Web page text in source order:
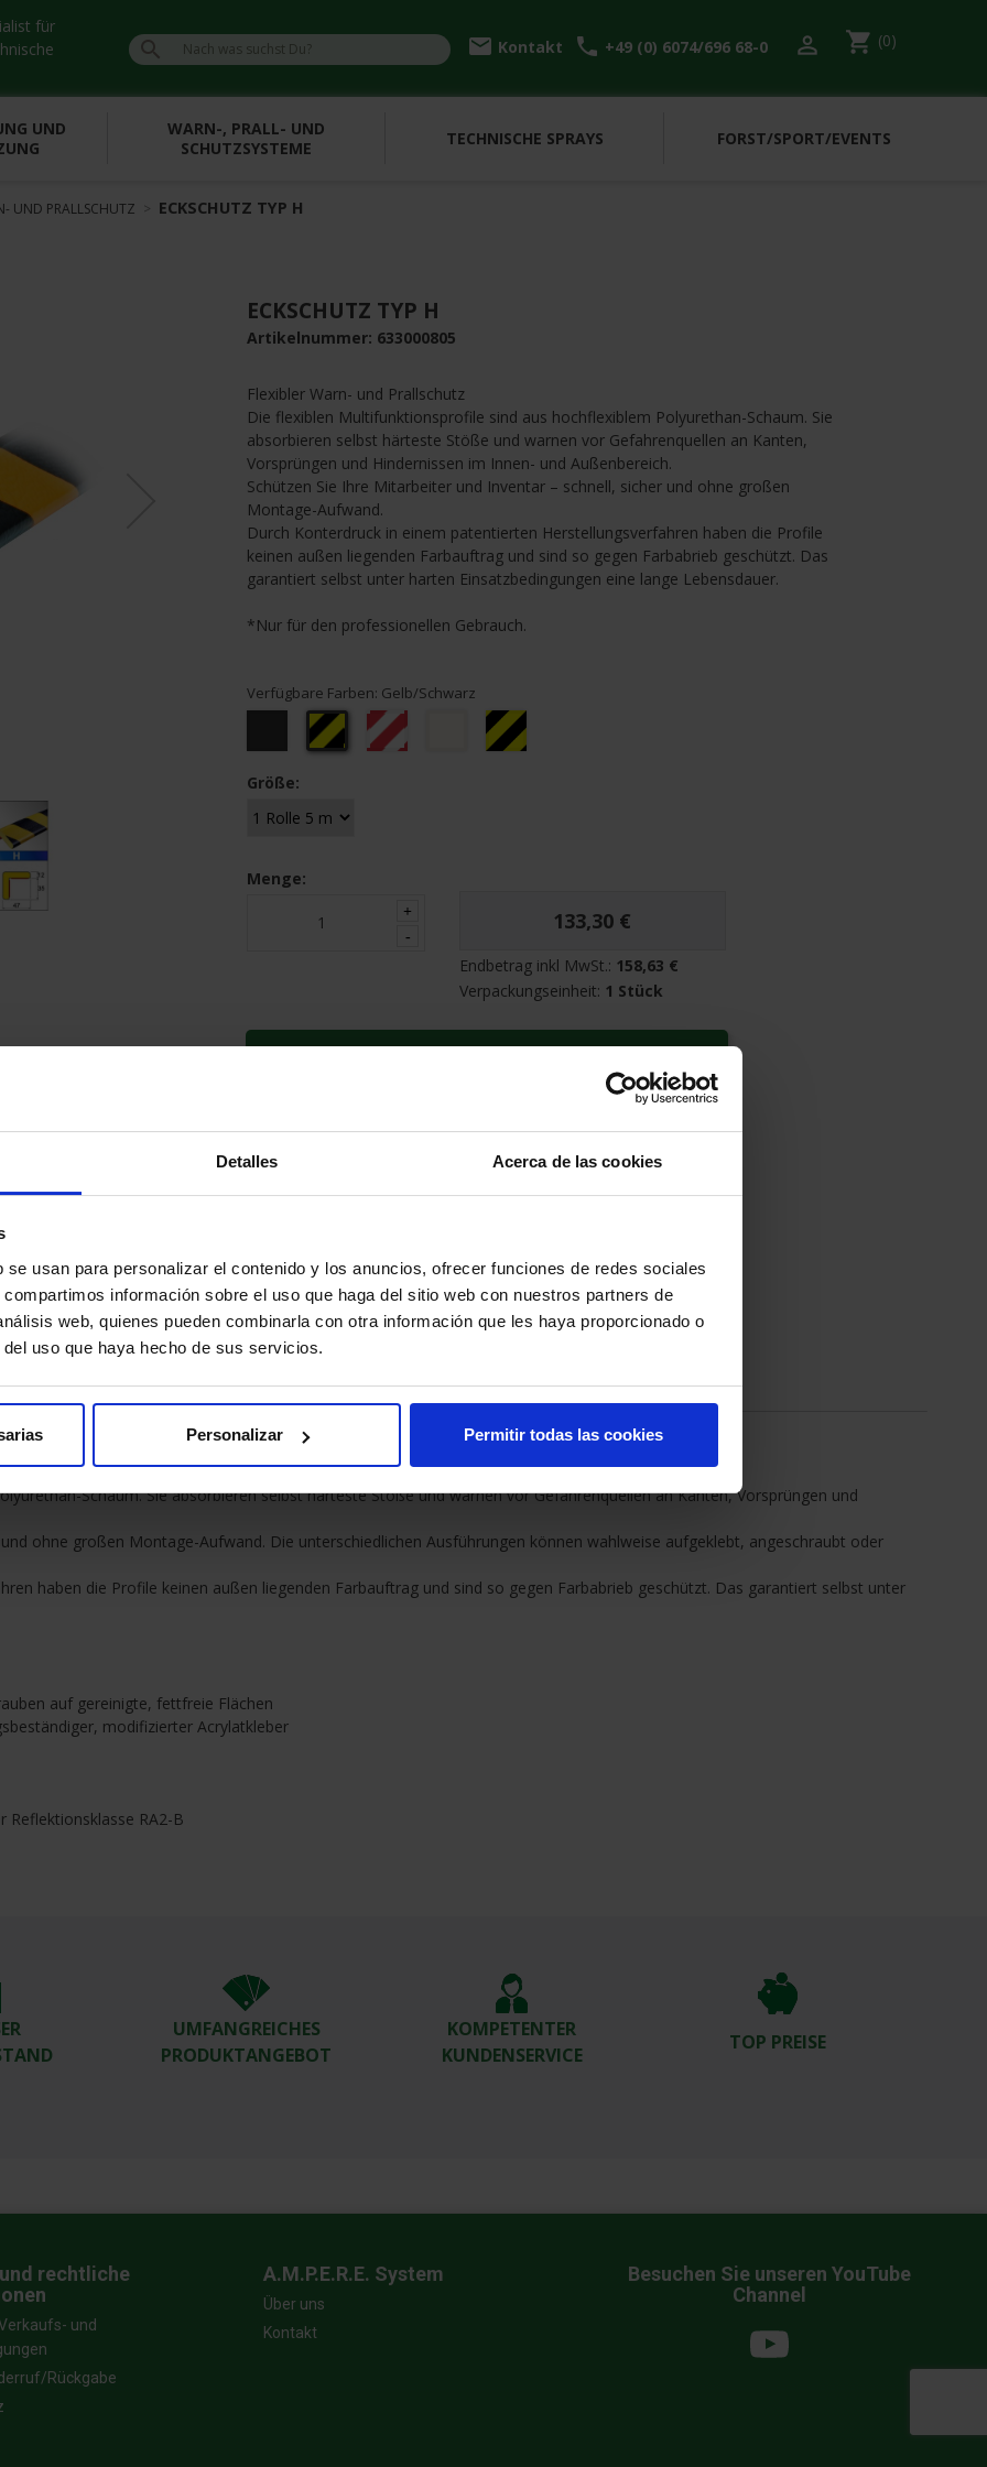
Detalles Acerca de las cookies
usan para personalizar el contenido y los anuncios, ofrecer funciones de redes sociales
información sobre el uso que haga del sitio web con nuestros partners de
web, quienes pueden combinarla con otra información que les haya proporcionado o
uso que haya hecho de sus servicios.
Personalizar Permitir todas las cookies
für
 email Kontakt call +49 (0) 6074/696 68-0  shopping_cart (0)
UND
WARN-, PRALL- UND
SCHUTZSYSTEME
TECHNISCHE SPRAYS FORST/SPORT/EVENTS
UND PRALLSCHUTZ ECKSCHUTZ TYP H
ECKSCHUTZ TYP H
Artikelnummer: 633000805
Flexibler Warn- und Prallschutz
Die flexiblen Multifunktionsprofile sind aus hochflexiblem Polyurethan-Schaum. Sie
absorbieren selbst härteste Stöße und warnen vor Gefahrenquellen an Kanten,
Vorsprüngen und Hindernissen im Innen- und Außenbereich.
Schützen Sie Ihre Mitarbeiter und Inventar – schnell, sicher und ohne großen
Montage-Aufwand.
Durch Konterdruck in einem patentierten Herstellungsverfahren haben die Profile
keinen außen liegenden Farbauftrag und sind so gegen Farbabrieb geschützt. Das
garantiert selbst unter harten Einsatzbedingungen eine lange Lebensdauer.
*Nur für den professionellen Gebrauch.
Verfügbare Farben: Gelb/Schwarz
Schwarz Gelb/SchwarzRot/Weiss Weiss
Gelb/Schwarz
Größe:
Menge:
133,30 €
Endbetrag inkl MwSt.: 158,63 €
Verpackungseinheit: 1 Stück
INFORMATIONEN ANFRAGEN
Zufriedenheit garantiert
Schaum. Sie absorbieren selbst härteste Stöße und warnen vor Gefahrenquellen an Kanten, Vorsprüngen und
ohne großen Montage-Aufwand. Die unterschiedlichen Ausführungen können wahlweise aufgeklebt, angeschraubt oder
haben die Profile keinen außen liegenden Farbauftrag und sind so gegen Farbabrieb geschützt. Das garantiert selbst unter
auf gereinigte, fettfreie Flächen
modifizierter Acrylatkleber
RA2-B
W
UMFANGREICHES
PRODUKTANGEBOT
KOMPETENTER
KUNDENSERVICE
TOP PREISE
rechtliche
und
Rückgabe
A.M.P.E.R.E. System
Über uns
Kontakt
Besuchen Sie unseren YouTube
Channel
YouTube